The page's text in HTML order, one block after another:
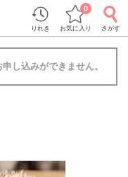
りれき お気に入り
0
さがす
し込みができません。